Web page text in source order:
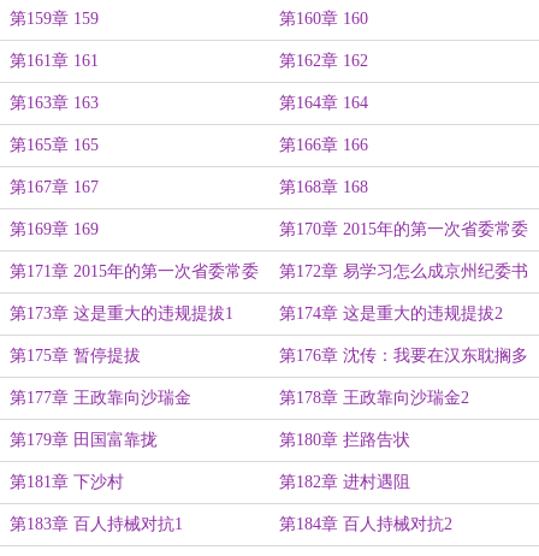
第159章 159 第160章 160
第161章 161 第162章 162
第163章 163 第164章 164
第165章 165 第166章 166
第167章 167 第168章 168
第169章 169 第170章 2015年的第一次省委常委
会1
第171章 2015年的第一次省委常委
会2
第172章 易学习怎么成京州纪委书
记了呢
第173章 这是重大的违规提拔1 第174章 这是重大的违规提拔2
第175章 暂停提拔 第176章 沈传：我要在汉东耽搁多
久
第177章 王政靠向沙瑞金 第178章 王政靠向沙瑞金2
第179章 田国富靠拢 第180章 拦路告状
第181章 下沙村 第182章 进村遇阻
第183章 百人持械对抗1 第184章 百人持械对抗2